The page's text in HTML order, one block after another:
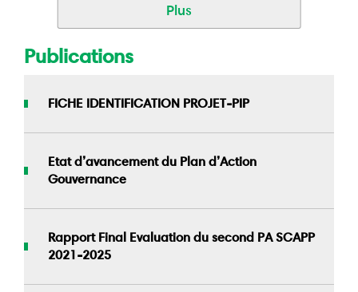
Plus
Publications
FICHE IDENTIFICATION PROJET-PIP
Etat d’avancement du Plan d’Action
Gouvernance
Rapport Final Evaluation du second PA SCAPP
2021-2025